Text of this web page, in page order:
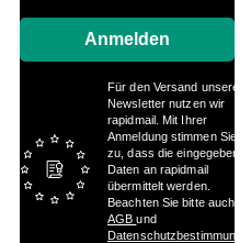
Anmelden
Für den Versand unserer
Newsletter nutzen wir
rapidmail. Mit Ihrer
Anmeldung stimmen Sie
zu, dass die eingegebenen
Daten an rapidmail
übermittelt werden.
Beachten Sie bitte auch die
AGBund
Datenschutzbestimmungen